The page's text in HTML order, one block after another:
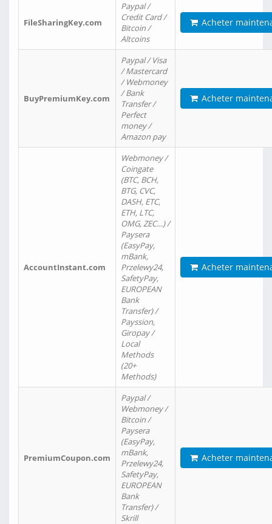
FileSharingKey.com
Paypal /
Credit Card /
Bitcoin /
Altcoins
Acheter
BuyPremiumKey.com
Paypal / Visa
/ Mastercard
/ Webmoney
/ Bank
Transfer /
Perfect
money /
Amazon pay
Acheter
AccountInstant.com
Webmoney /
Coingate
(BTC, BCH,
BTG, CVC,
DASH, ETC,
ETH, LTC,
OMG, ZEC…) /
Paysera
(EasyPay,
mBank,
Przelewy24,
SafetyPay,
EUROPEAN
Bank
Transfer) /
Payssion,
Giropay /
Local
Methods
(20+
Methods)
Acheter
PremiumCoupon.com
Paypal /
Webmoney /
Bitcoin /
Paysera
(EasyPay,
mBank,
Przelewy24,
SafetyPay,
EUROPEAN
Bank
Transfer) /
Skrill
Acheter